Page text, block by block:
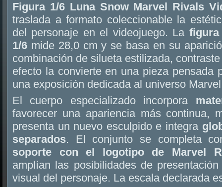
Figura 1/6 Luna Snow Marvel Rivals
traslada a formato coleccionable la
del personaje en el videojuego. La figura
1/6 mide 28,0 cm y se basa en su
combinación de silueta estilizada,
efecto la convierte en una pieza pensada
una exposición dedicada al universo
El cuerpo especializado incorpora
favorecer una apariencia más continua,
presenta un nuevo esculpido e integra
separados. El conjunto se completa
soporte con el logotipo de Marvel
amplían las posibilidades de
visual del personaje. La escala declarada